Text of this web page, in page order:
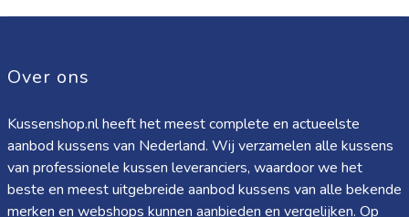
Over ons
Kussenshop.nl heeft het meest complete en actueelste
aanbod kussens van Nederland. Wij verzamelen alle kussens
van professionele kussen leveranciers, waardoor we het
beste en meest uitgebreide aanbod kussens van alle bekende
merken en webshops kunnen aanbieden en vergelijken. Op